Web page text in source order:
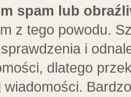
spam lub
z tego powodu.
i
dlatego